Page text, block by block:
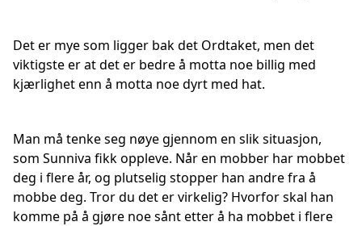
Det er mye som ligger bak det Ordtaket, men det
viktigste er at det er bedre å motta noe billig med
kjærlighet enn å motta noe dyrt med hat.
Man må tenke seg nøye gjennom en slik situasjon,
som Sunniva fikk oppleve. Når en mobber har mobbet
deg i flere år, og plutselig stopper han andre fra å
mobbe deg. Tror du det er virkelig? Hvorfor skal han
komme på å gjøre noe sånt etter å ha mobbet i flere